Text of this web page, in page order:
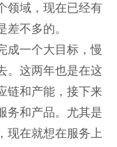
领域，现在已经有
不多的。
成一个大目标，慢
。这两年也是在这
链和产能，接下来
务和产品。尤其是
现在就想在服务上